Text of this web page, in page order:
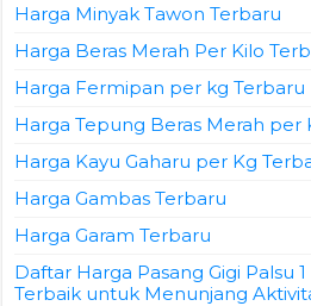
Harga Minyak Tawon Terbaru
Harga Beras Merah Per Kilo
Harga Fermipan per kg Terbaru
Harga Tepung Beras Merah per
Harga Kayu Gaharu per Kg
Harga Gambas Terbaru
Harga Garam Terbaru
Daftar Harga Pasang Gigi Palsu
Terbaik untuk Menunjang